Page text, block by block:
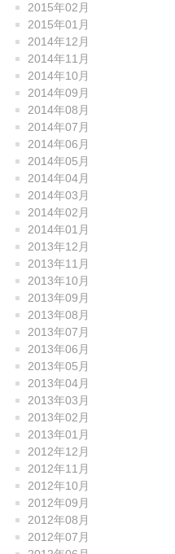
2015年02月
2015年01月
2014年12月
2014年11月
2014年10月
2014年09月
2014年08月
2014年07月
2014年06月
2014年05月
2014年04月
2014年03月
2014年02月
2014年01月
2013年12月
2013年11月
2013年10月
2013年09月
2013年08月
2013年07月
2013年06月
2013年05月
2013年04月
2013年03月
2013年02月
2013年01月
2012年12月
2012年11月
2012年10月
2012年09月
2012年08月
2012年07月